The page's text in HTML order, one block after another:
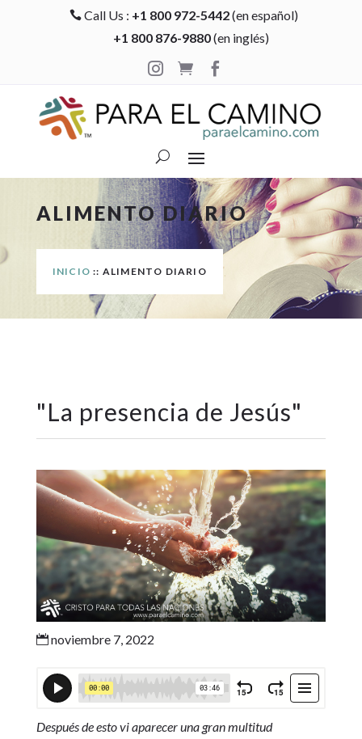
 Call Us : +1 800 972-5442(en español)
+1 800 876-9880(en inglés)

 
ALIMENTO DIARIO
INICIO :: ALIMENTO DIARIO
"La presencia de Jesús"
noviembre 7, 2022
Después de esto vi aparecer una gran multitud